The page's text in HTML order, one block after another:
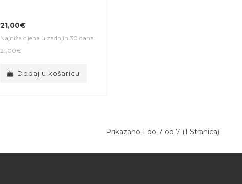
21,00€
Najniža cijena u zadnjih 30 dana:
21,00€
Dodaj u košaricu
Prikazano 1 do 7 od 7 (1 Stranica)